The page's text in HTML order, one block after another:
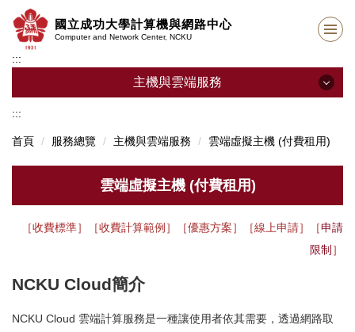
到
要
區
國立成功大學計算機與網路中心
Computer and Network Center, NCKU
:::
主機與雲端服務
網頁服務 (單位網站專案網站個人網頁)
雲端虛擬主機 (付費租用)
:::
首頁 服務總覽 主機與雲端服務 雲端虛擬主機 (付費租用)
雲端虛擬主機 (付費租用)
［收費標準］［收費計算範例］［優惠方案］ ［線上申請］ ［申請
限制］
NCKU Cloud簡介
NCKU Cloud 雲端計算服務是一種讓使用者依其需要，透過網路取